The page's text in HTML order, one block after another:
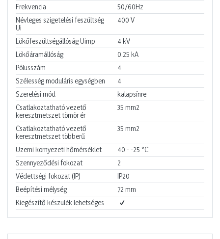
Frekvencia
50/60Hz
Névleges szigetelési feszültség
Ui
400 V
Lökőfeszültségállóság Uimp 4 kV
Lökőáramállóság
0.25 kA
Pólusszám
4
Szélesség moduláris egységben
4
Szerelési mód
kalapsínre
Csatlakoztatható vezető
keresztmetszet tömör ér
35 mm2
Csatlakoztatható vezető
keresztmetszet többerű
35 mm2
Üzemi környezeti hőmérséklet 40 - -25 °C
Szennyeződési fokozat
2
Védettségi fokozat (IP)
IP20
Beépítési mélység
72 mm
Kiegészítő készülék lehetséges